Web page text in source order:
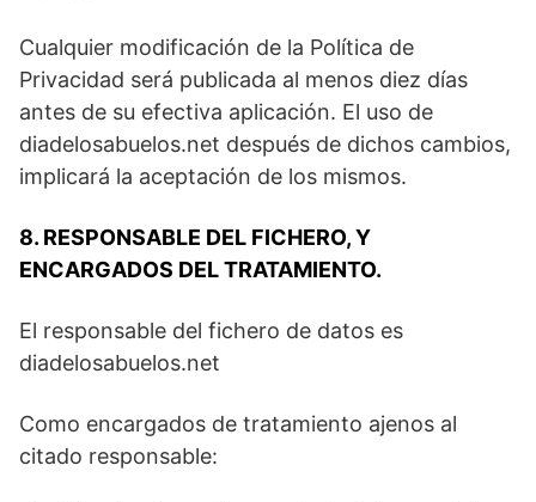
Cualquier modificación de la Política de
Privacidad será publicada al menos diez días
antes de su efectiva aplicación. El uso de
diadelosabuelos.net después de dichos cambios,
implicará la aceptación de los mismos.
8. RESPONSABLE DEL FICHERO, Y
ENCARGADOS DEL TRATAMIENTO.
El responsable del fichero de datos es
diadelosabuelos.net
Como encargados de tratamiento ajenos al
citado responsable: